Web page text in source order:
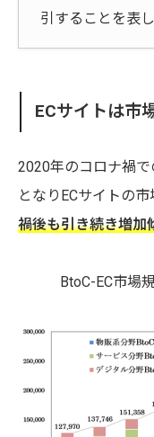
引することを表し
ECサイトは市
2020年のコロナ禍
となりECサイトの
禍後も引き続き増加
BtoC-EC市場